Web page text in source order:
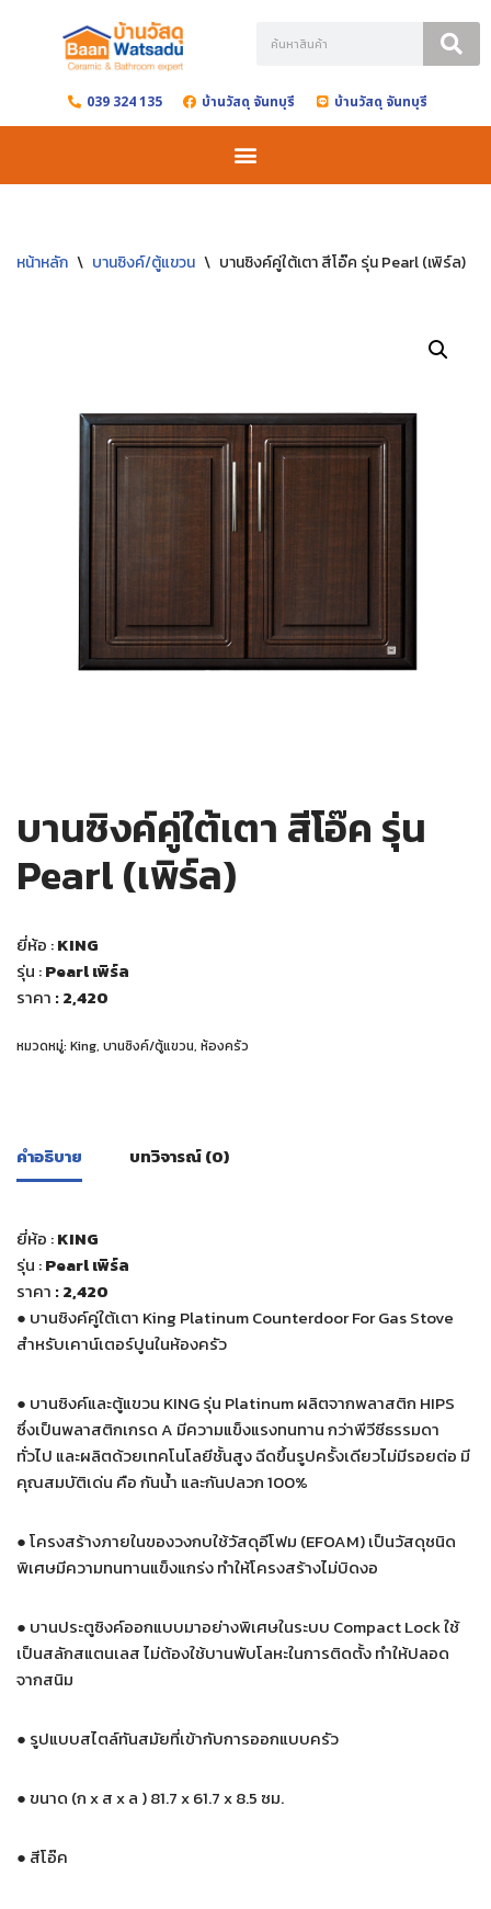
content 039 324 135 บ้านวัสดุ จันทบุรี บ้านวัสดุ จันทบุรี
หน้าหลัก \ บานซิงค์/ตู้แขวน \ บานซิงค์คู่ใต้เตา สีโอ๊ค รุ่น Pearl (เพิร์ล)
บานซิงค์คู่ใต้เตา สีโอ๊ค รุ่น
Pearl (เพิร์ล)
ยี่ห้อ :KING
รุ่น :Pearl เพิร์ล
ราคา : 2,420
หมวดหมู่: King, บานซิงค์/ตู้แขวน, ห้องครัว
คำอธิบาย บทวิจารณ์ (0)
ยี่ห้อ :KING
รุ่น :Pearl เพิร์ล
ราคา : 2,420
● บานซิงค์คู่ใต้เตา King Platinum Counterdoor For Gas Stove
สำหรับเคาน์เตอร์ปูนในห้องครัว
● บานซิงค์และตู้แขวน KING รุ่น Platinum ผลิตจากพลาสติก HIPS
ซึ่งเป็นพลาสติกเกรด A มีความแข็งแรงทนทาน กว่าพีวีซีธรรมดา
ทั่วไป และผลิตด้วยเทคโนโลยีชั้นสูง ฉีดขึ้นรูปครั้งเดียวไม่มีรอยต่อ มี
คุณสมบัติเด่น คือ กันน้ำ และกันปลวก 100%
●โครงสร้างภายในของวงกบใช้วัสดุอีโฟม (EFOAM) เป็นวัสดุชนิด
พิเศษมีความทนทานแข็งแกร่ง ทำให้โครงสร้างไม่บิดงอ
● บานประตูซิงค์ออกแบบมาอย่างพิเศษในระบบ Compact Lock ใช้
เป็นสลักสแตนเลส ไม่ต้องใช้บานพับโลหะในการติดตั้ง ทำให้ปลอด
จากสนิม
● รูปแบบสไตล์ทันสมัยที่เข้ากับการออกแบบครัว
● ขนาด (ก x ส x ล ) 81.7 x 61.7 x 8.5 ซม.
● สีโอ๊ค